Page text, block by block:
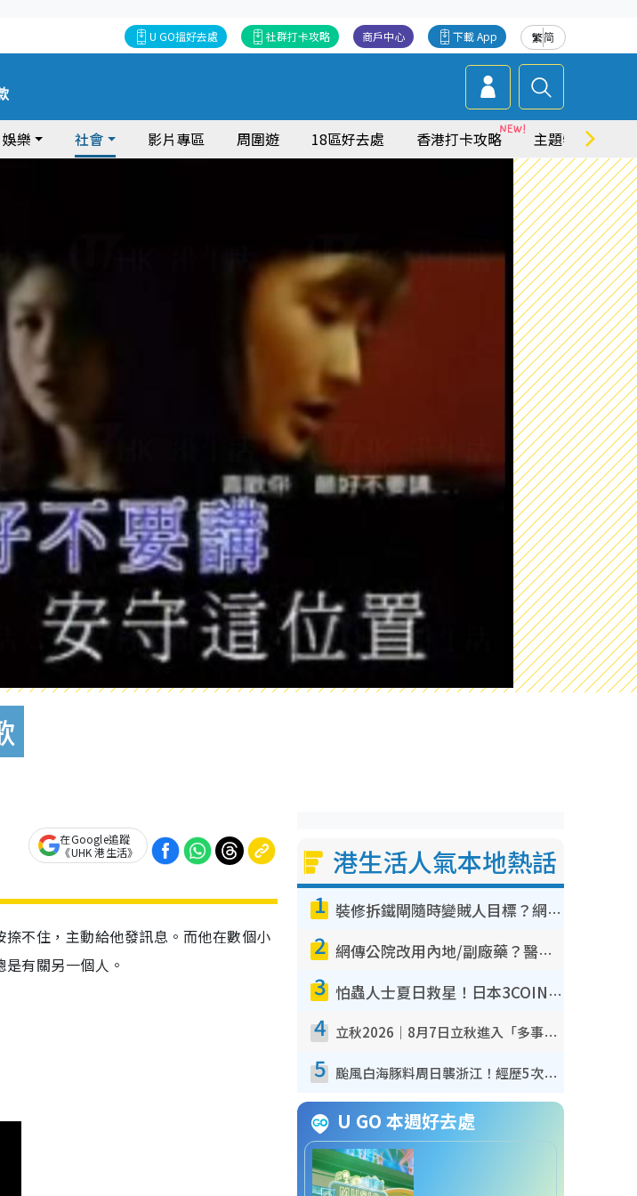
繁简
下載 App
商戶中心
社群打卡攻略
U GO搵好去處
娛樂 社會 影片專區 周圍遊 18區好去處 香港打卡攻略 主題特集
在Google追蹤
《UHK 港生活》
不住，主動給他發訊息。而他在數個小
有關另一個人。
港生活人氣本地熱話
1 裝修拆鐵閘隨時變賊人目標？網民揭2大關鍵用途：裝新式等於白裝？附新舊鐵閘分別
2 網傳公院改用內地/副廠藥？醫生拆解正副廠分別 揭4類人換藥隨時出事
3 怕蟲人士夏日救星！日本3COINS爆紅驅蟲神器$45起 1招「全程免觸碰」輕鬆搞定小強
4 立秋2026｜8月7日立秋進入「多事之秋」 3件事唔做得！專家教6招開運 清枱頭／銀包納氣接好運
5 颱風白海豚料周日襲浙江！經歷5次「眼牆置換」極罕見 成登陸內地最長途颱風
U GO 本週好去處